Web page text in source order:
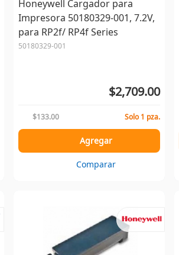
Honeywell Cargador para
Impresora 50180329-001, 7.2V,
para RP2f/ RP4f Series
50180329-001
$2,709.00
$133.00 Solo 1 pza.
Agregar
Comparar